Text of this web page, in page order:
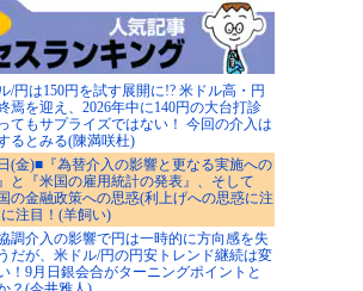
/円は150円を試す展開に!? 米ドル高・円
焉を迎え、2026年中に140円の大台打診
てもサプライズではない！ 今回の介入は
るとみる(陳満咲杜)
(金)■『為替介入の影響と更なる実施への
と『米国の雇用統計の発表』、そして
国の金融政策への思惑(利上げへの思惑に注
注目！(羊飼い)
調介入の影響で円は一時的に方向感を失
だが、米ドル/円の円安トレンド継続は変
！9月日銀会合がターニングポイントと